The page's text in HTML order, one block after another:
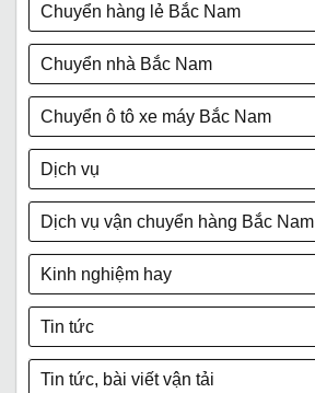
Chuyển hàng lẻ Bắc Nam
Chuyển nhà Bắc Nam
Chuyển ô tô xe máy Bắc Nam
Dịch vụ
Dịch vụ vận chuyển hàng Bắc Nam
Kinh nghiệm hay
Tin tức
Tin tức, bài viết vận tải